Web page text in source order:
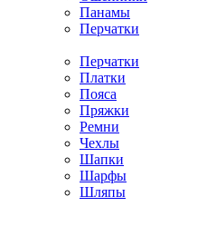
Панамы
Перчатки
Перчатки
Платки
Пояса
Пряжки
Ремни
Чехлы
Шапки
Шарфы
Шляпы